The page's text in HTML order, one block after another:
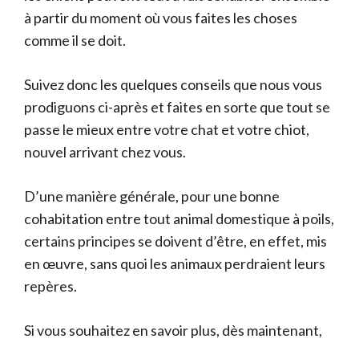
à partir du moment où vous faites les choses
comme il se doit.
Suivez donc les quelques conseils que nous vous
prodiguons ci-après et faites en sorte que tout se
passe le mieux entre votre chat et votre chiot,
nouvel arrivant chez vous.
D’une manière générale, pour une bonne
cohabitation entre tout animal domestique à poils,
certains principes se doivent d’être, en effet, mis
en œuvre, sans quoi les animaux perdraient leurs
repères.
Si vous souhaitez en savoir plus, dès maintenant,